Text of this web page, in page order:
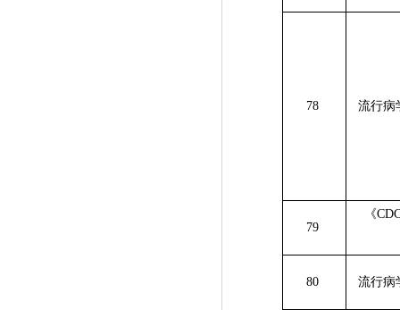
78 流行病
79
《
80 流行病